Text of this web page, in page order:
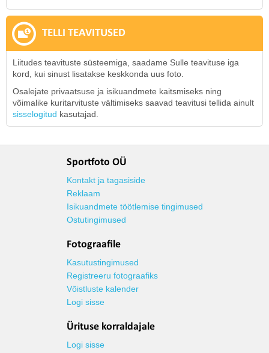
TELLI TEAVITUSED
Liitudes teavituste süsteemiga, saadame Sulle teavituse iga
kord, kui sinust lisatakse keskkonda uus foto.
Osalejate privaatsuse ja isikuandmete kaitsmiseks ning
võimalike kuritarvituste vältimiseks saavad teavitusi tellida ainult
sisselogitud kasutajad.
Sportfoto OÜ
Kontakt ja tagasiside
Reklaam
Isikuandmete töötlemise tingimused
Ostutingimused
Fotograafile
Kasutustingimused
Registreeru fotograafiks
Võistluste kalender
Logi sisse
Ürituse korraldajale
Logi sisse